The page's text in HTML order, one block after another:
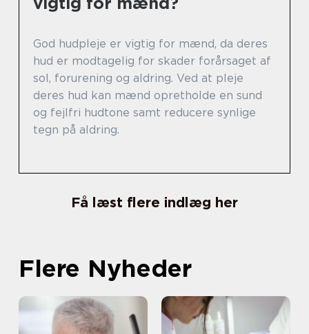
God hudpleje er vigtig for mænd, da deres
hud er modtagelig for skader forårsaget af
sol, forurening og aldring. Ved at pleje
deres hud kan mænd opretholde en sund
og fejlfri hudtone samt reducere synlige
tegn på aldring.
Få læst flere indlæg her
Flere Nyheder